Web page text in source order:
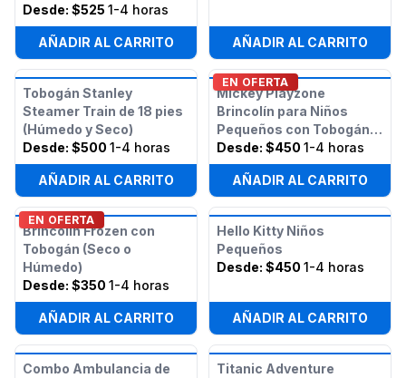
Desde: $525 1-4 horas
AÑADIR AL CARRITO AÑADIR AL CARRITO
Tobogán Stanley
Steamer Train de 18 pies
(Húmedo y Seco)
Desde: $500 1-4 horas
AÑADIR AL CARRITO
EN OFERTA
Mickey Playzone
Brincolín para Niños
Pequeños con Tobogán
(Húmedo o Seco)
Desde: $450 1-4 horas
AÑADIR AL CARRITO
EN OFERTA
Brincolín Frozen con
Tobogán (Seco o
Húmedo)
Desde: $350 1-4 horas
AÑADIR AL CARRITO
Hello Kitty Niños
Pequeños
Desde: $450 1-4 horas
AÑADIR AL CARRITO
Combo Ambulancia de
Titanic Adventure